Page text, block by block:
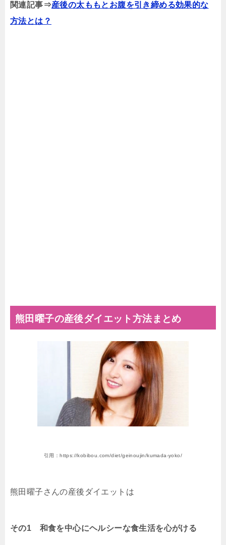
関連記事⇒産後の太ももとお腹を引き締める効果的な
方法とは？
熊田曜子の産後ダイエット方法まとめ
引用：https://kobibou.com/diet/geinoujin/kumada-yoko/
熊田曜子さんの産後ダイエットは
その1 和食を中心にヘルシーな食生活を心がける